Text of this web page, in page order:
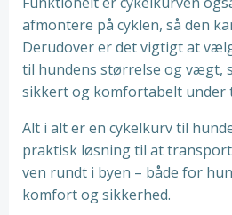
afmontere på cyklen, så den
Derudover er det vigtigt at
til hundens størrelse og vægt,
sikkert og komfortabelt under
Alt i alt er en cykelkurv til
praktisk løsning til at
ven rundt i byen – både for
komfort og sikkerhed.